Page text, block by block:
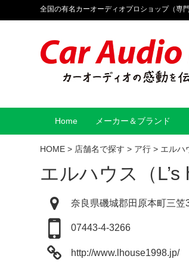
全国の有名カーオーディオプロショップ（専
Home メーカー＆ブランド
HOME > 店舗名で探す > ア行 > エルハ
エルハウス（L’s
奈良県磯城郡田原本町三笠
07443-4-3266
http://www.lhouse1998.jp/